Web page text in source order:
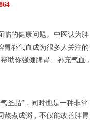
临的健康问题。中医认为脾
胃补气血成为很多人关注的
助你强健脾胃、补充气血，
圣品”，同时也是一种非常
熬煮成粥，不仅能改善脾胃